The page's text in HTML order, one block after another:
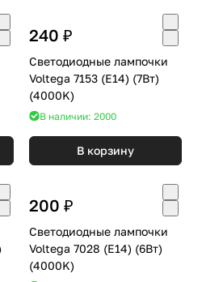
240 ₽
Светодиодные лампочки
Voltega 7153 (E14) (7Вт)
(4000K)
В наличии: 2000
В корзину
200 ₽
Светодиодные лампочки
Voltega 7028 (E14) (6Вт)
(4000K)